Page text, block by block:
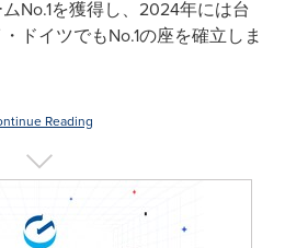
No.1を獲得し、2024年には台
ドイツでもNo.1の座を確立しま
Reading